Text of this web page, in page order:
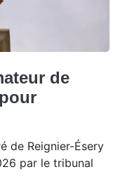
de
de Reignier-Ésery
par le tribunal